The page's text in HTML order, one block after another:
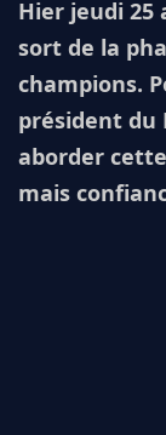
Hier jeudi 25
sort de la
champions.
président du
aborder
mais